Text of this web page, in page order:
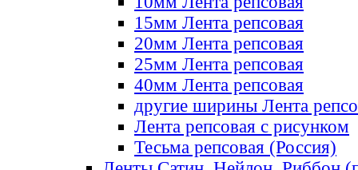
15мм Лента репсовая
20мм Лента репсовая
25мм Лента репсовая
40мм Лента репсовая
другие ширины Лента
Лента репсовая с рисунком
Тесьма репсовая (Россия)